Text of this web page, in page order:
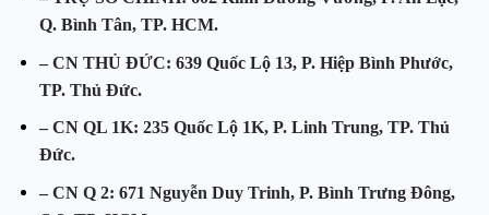
Q. Bình Tân, TP. HCM.
– CN THỦ ĐỨC: 639 Quốc Lộ 13, P. Hiệp Bình Phước,
TP. Thủ Đức.
– CN QL 1K: 235 Quốc Lộ 1K, P. Linh Trung, TP. Thủ
Đức.
– CN Q 2: 671 Nguyễn Duy Trinh, P. Bình Trưng Đông,